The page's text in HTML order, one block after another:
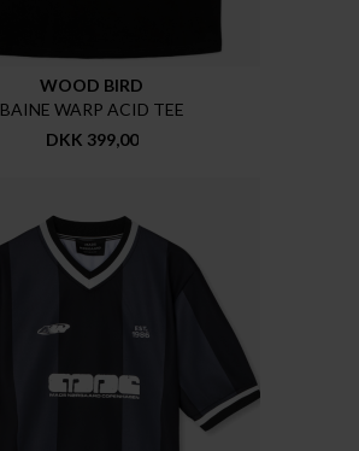
WOOD BIRD
BAINE WARP ACID TEE
DKK 399,00